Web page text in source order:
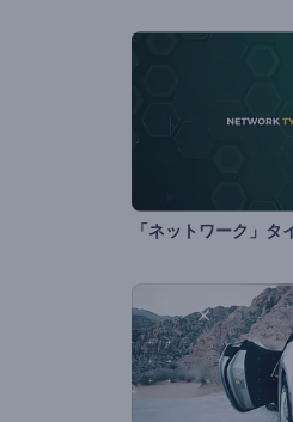
「ネットワーク」タ